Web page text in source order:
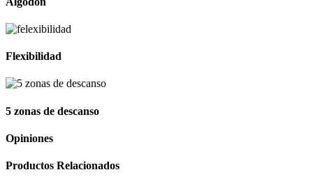
Flexibilidad
5 zonas de descanso
Opiniones
Productos Relacionados